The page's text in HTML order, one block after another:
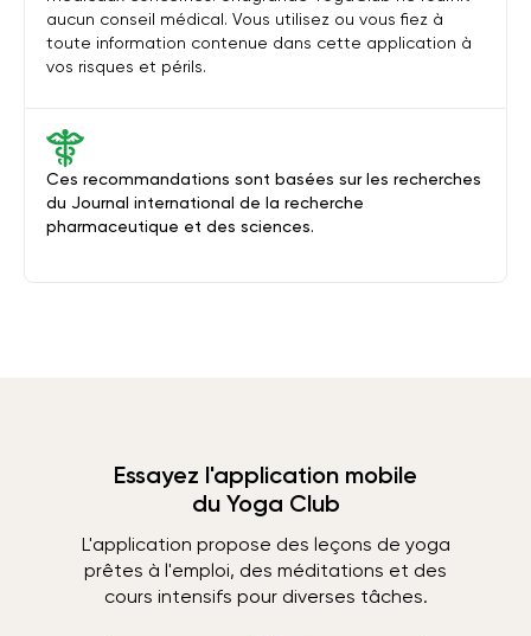
Ces recommandations sont basées sur les recherches
du Journal international de la recherche
pharmaceutique et des sciences.
aucun conseil médical. Vous utilisez ou vous fiez à
toute information contenue dans cette application à
vos risques et périls.
Essayez l'application mobile
du Yoga Club
L'application propose des leçons de yoga
prêtes à l'emploi, des méditations et des
cours intensifs pour diverses tâches.